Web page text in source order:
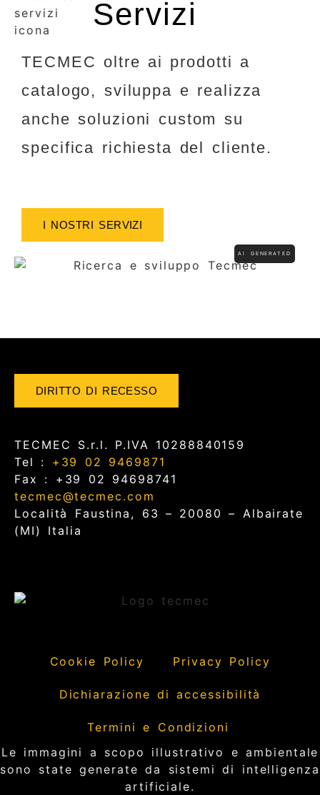
Servizi
TECMEC oltre ai prodotti a
catalogo, sviluppa e realizza
anche soluzioni custom su
specifica richiesta del cliente.
I NOSTRI SERVIZI
DIRITTO DI RECESSO
TECMEC S.r.l. P.IVA 10288840159
Tel :
+39 02 9469871
Fax : +39 02 94698741
tecmec@tecmec.com
Località Faustina, 63 – 20080 – Albairate
(MI) Italia
Cookie Policy Privacy Policy
Dichiarazione di accessibilità
Termini e Condizioni
Le immagini a scopo illustrativo e ambientale
sono state generate da sistemi di intelligenza
artificiale.